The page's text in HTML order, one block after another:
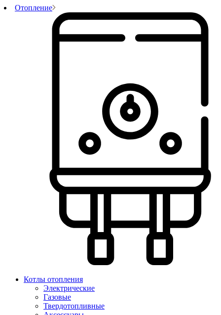
Отопление
Котлы отопления
Электрические
Газовые
Твердотопливные